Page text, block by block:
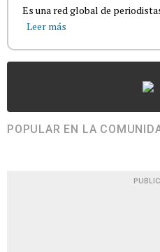
Es una red global de
Leer más
POPULAR EN LA